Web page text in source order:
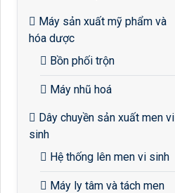
Máy sản xuất mỹ phẩm và
hóa dược
Bồn phối trộn
Máy nhũ hoá
Dây chuyền sản xuất men vi
sinh
Hệ thống lên men vi sinh
Máy ly tâm và tách men